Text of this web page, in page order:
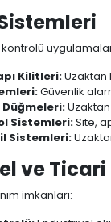
Kilitleri:Uzaktan
Güvenlik
Sistemleri:Site,
Sistemleri:
ve
imkanları: